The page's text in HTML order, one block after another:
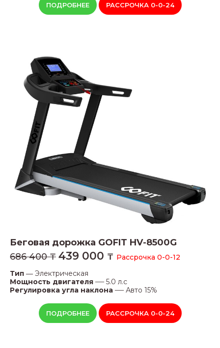
ПОДРОБНЕЕ РАССРОЧКА 0-0-24
Беговая дорожка GOFIT HV-8500G
686 400 ₸ 439 000 ₸ Рассрочка 0-0-12
Тип ― Электрическая
Мощность двигателя ― 5.0 л.с
Регулировка угла наклона ― Авто 15%
ПОДРОБНЕЕ РАССРОЧКА 0-0-24